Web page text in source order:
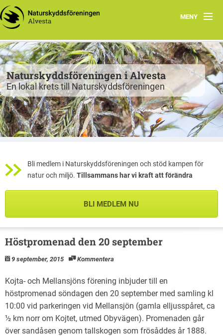
MENY
Program
Grupper
Projekt
Natur att besöka
Fiskgjusen
Naturskyddsföreningen i Alvesta
En lokal krets till Naturskyddsföreningen
Bli medlem i Naturskyddsföreningen och stöd kampen för
natur och miljö. Tillsammans har vi kraft att förändra
BLI MEDLEM NU
Höstpromenad den 20 september
9 september, 2015 Kommentera
Kojta- och Mellansjöns förening inbjuder till en
höstpromenad söndagen den 20 september med samling kl
10:00 vid parkeringen vid Mellansjön (gamla elljusspåret, ca
½ km norr om Kojtet, utmed Obyvägen). Promenaden går
över sandåsen genom tallskogen som frösåddes år 1888.